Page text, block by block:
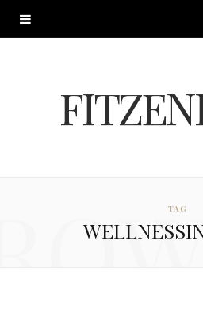
TAG